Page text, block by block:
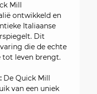
Mill
ontwikkeld en
Italiaanse
Dit
die de echte
tot leven brengt.
De Quick Mill
van een uniek